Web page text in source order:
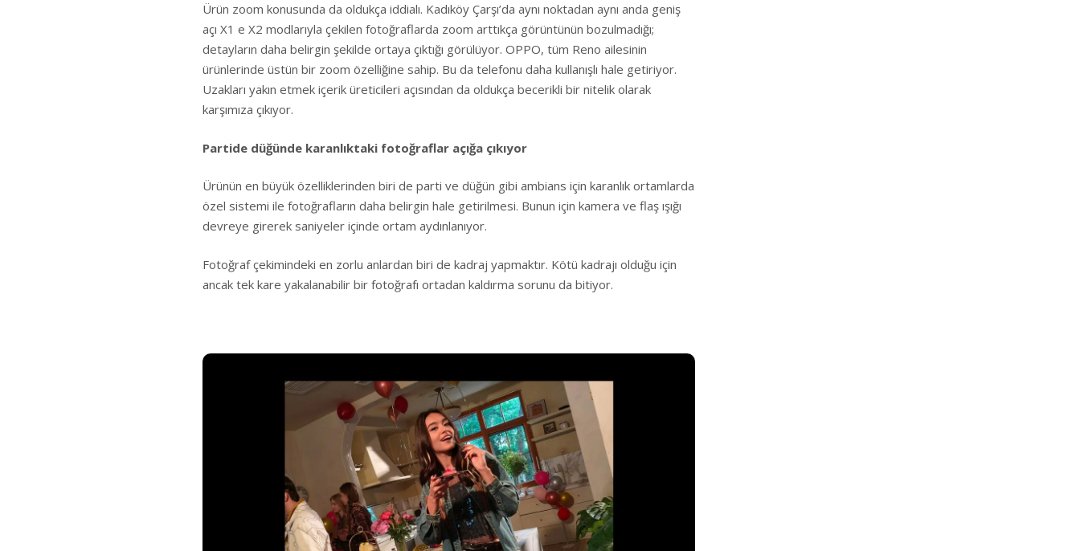
Ürün zoom konusunda da oldukça iddialı. Kadıköy Çarşı’da aynı noktadan aynı anda geniş
açı X1 e X2 modlarıyla çekilen fotoğraflarda zoom arttıkça görüntünün bozulmadığı;
detayların daha belirgin şekilde ortaya çıktığı görülüyor. OPPO, tüm Reno ailesinin
ürünlerinde üstün bir zoom özelliğine sahip. Bu da telefonu daha kullanışlı hale getiriyor.
Uzakları yakın etmek içerik üreticileri açısından da oldukça becerikli bir nitelik olarak
karşımıza çıkıyor.
Partide düğünde karanlıktaki fotoğraflar açığa çıkıyor
Ürünün en büyük özelliklerinden biri de parti ve düğün gibi ambians için karanlık ortamlarda
özel sistemi ile fotoğrafların daha belirgin hale getirilmesi. Bunun için kamera ve flaş ışığı
devreye girerek saniyeler içinde ortam aydınlanıyor.
Fotoğraf çekimindeki en zorlu anlardan biri de kadraj yapmaktır. Kötü kadrajı olduğu için
ancak tek kare yakalanabilir bir fotoğrafı ortadan kaldırma sorunu da bitiyor.